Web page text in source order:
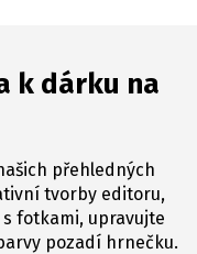
k dárku na
přehledných
tvorby editoru,
fotkami, upravujte
pozadí hrnečku.